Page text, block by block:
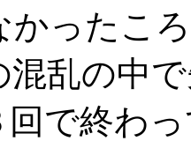
かったこ
混乱の中
回で終わ